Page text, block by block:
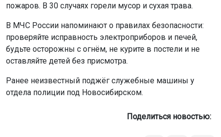
пожаров. В 30 случаях горели мусор и сухая трава.
В МЧС России напоминают о правилах безопасности:
проверяйте исправность электроприборов и печей,
будьте осторожны с огнём, не курите в постели и не
оставляйте детей без присмотра.
Ранее неизвестный поджёг служебные машины у
отдела полиции под Новосибирском.
Поделиться новостью: